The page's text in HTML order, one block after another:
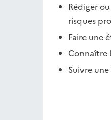
Rédiger
risques
Faire une
Connaître
Suivre